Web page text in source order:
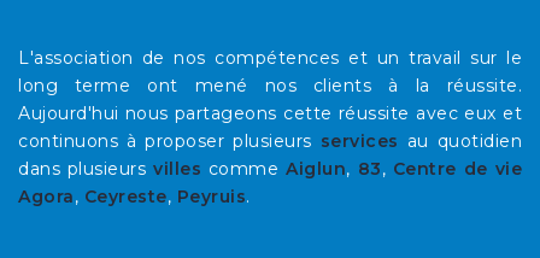
L'association de nos compétences et un travail sur le
long terme ont mené nos clients à la réussite.
Aujourd'hui nous partageons cette réussite avec eux et
continuons à proposer plusieurs services au quotidien
dans plusieursvilles commeAiglun, 83, Centre de vie
Agora, Ceyreste, Peyruis.